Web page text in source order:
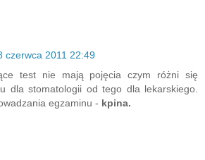
czerwca 2011 22:49
test nie mają pojęcia czym różni się
dla stomatologii od tego dla lekarskiego.
egzaminu - kpina.